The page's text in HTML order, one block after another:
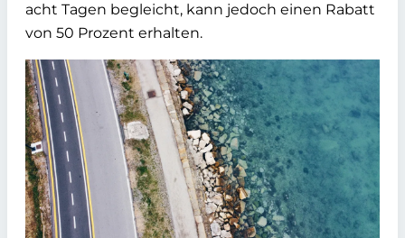
acht Tagen begleicht, kann jedoch einen Rabatt
von 50 Prozent erhalten.